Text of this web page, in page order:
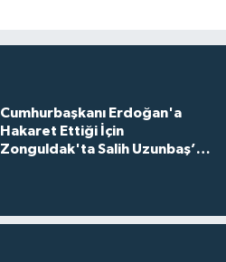
Cumhurbaşkanı Erdoğan'a
Hakaret Ettiği İçin
Zonguldak'ta Salih Uzunbaş’a